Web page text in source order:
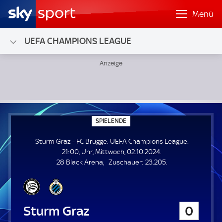
Menü
UEFA CHAMPIONS LEAGUE
Sturm Graz - FC Brügge; UEFA Champions League
SPIELENDE
P
E
L
E
N
Sturm Graz - FC Brügge. UEFA Champions League.
21:00, Uhr, Mittwoch, 02.10.2024.
28 Black Arena
Zuschauer: Z
23.205.
Sturm Graz
0